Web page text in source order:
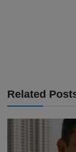
Related